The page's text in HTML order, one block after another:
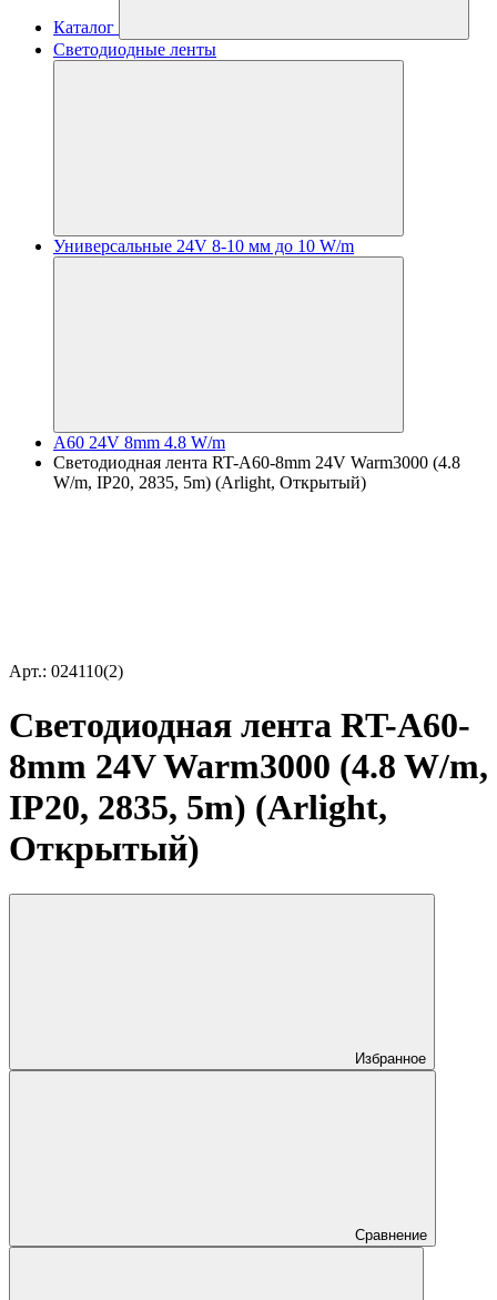
Каталог
Светодиодные ленты
Универсальные 24V 8-10 мм до 10 W/m
A60 24V 8mm 4.8 W/m
Светодиодная лента RT-A60-8mm 24V Warm3000 (4.8
W/m, IP20, 2835, 5m) (Arlight, Открытый)
Арт.: 024110(2)
Светодиодная лента RT-A60-
8mm 24V Warm3000 (4.8 W/m,
IP20, 2835, 5m) (Arlight,
Открытый)
Избранное
Сравнение